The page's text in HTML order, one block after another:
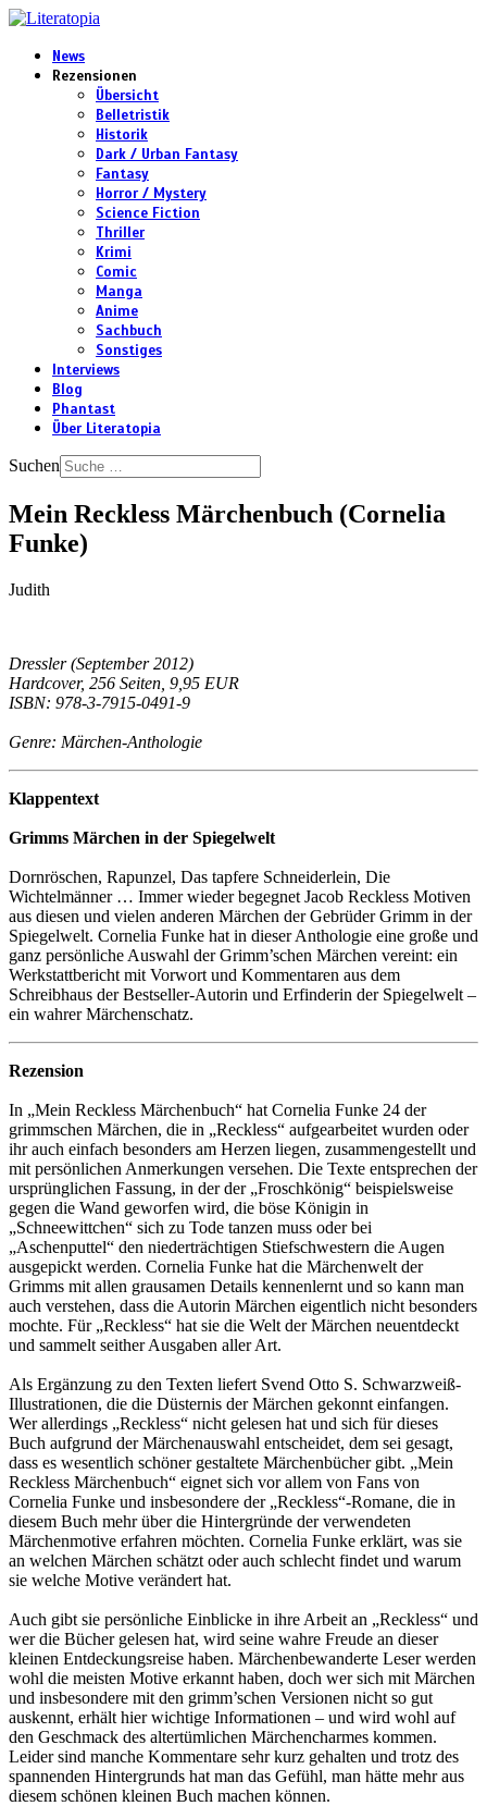
News
Rezensionen
Übersicht
Belletristik
Historik
Dark / Urban Fantasy
Fantasy
Horror / Mystery
Science Fiction
Thriller
Krimi
Comic
Manga
Anime
Sachbuch
Sonstiges
Interviews
Blog
Phantast
Über Literatopia
Suchen
Mein Reckless Märchenbuch (Cornelia
Funke)
Judith
Dressler (September 2012)
Hardcover, 256 Seiten, 9,95 EUR
ISBN: 978-3-7915-0491-9
Genre: Märchen-Anthologie
Klappentext
Grimms Märchen in der Spiegelwelt
Dornröschen, Rapunzel, Das tapfere Schneiderlein, Die
Wichtelmänner … Immer wieder begegnet Jacob Reckless Motiven
aus diesen und vielen anderen Märchen der Gebrüder Grimm in der
Spiegelwelt. Cornelia Funke hat in dieser Anthologie eine große und
ganz persönliche Auswahl der Grimm’schen Märchen vereint: ein
Werkstattbericht mit Vorwort und Kommentaren aus dem
Schreibhaus der Bestseller-Autorin und Erfinderin der Spiegelwelt –
ein wahrer Märchenschatz.
Rezension
In „Mein Reckless Märchenbuch“ hat Cornelia Funke 24 der
grimmschen Märchen, die in „Reckless“ aufgearbeitet wurden oder
ihr auch einfach besonders am Herzen liegen, zusammengestellt und
mit persönlichen Anmerkungen versehen. Die Texte entsprechen der
ursprünglichen Fassung, in der der „Froschkönig“ beispielsweise
gegen die Wand geworfen wird, die böse Königin in
„Schneewittchen“ sich zu Tode tanzen muss oder bei
„Aschenputtel“ den niederträchtigen Stiefschwestern die Augen
ausgepickt werden. Cornelia Funke hat die Märchenwelt der
Grimms mit allen grausamen Details kennenlernt und so kann man
auch verstehen, dass die Autorin Märchen eigentlich nicht besonders
mochte. Für „Reckless“ hat sie die Welt der Märchen neuentdeckt
und sammelt seither Ausgaben aller Art.
Als Ergänzung zu den Texten liefert Svend Otto S. Schwarzweiß-
Illustrationen, die die Düsternis der Märchen gekonnt einfangen.
Wer allerdings „Reckless“ nicht gelesen hat und sich für dieses
Buch aufgrund der Märchenauswahl entscheidet, dem sei gesagt,
dass es wesentlich schöner gestaltete Märchenbücher gibt. „Mein
Reckless Märchenbuch“ eignet sich vor allem von Fans von
Cornelia Funke und insbesondere der „Reckless“-Romane, die in
diesem Buch mehr über die Hintergründe der verwendeten
Märchenmotive erfahren möchten. Cornelia Funke erklärt, was sie
an welchen Märchen schätzt oder auch schlecht findet und warum
sie welche Motive verändert hat.
Auch gibt sie persönliche Einblicke in ihre Arbeit an „Reckless“ und
wer die Bücher gelesen hat, wird seine wahre Freude an dieser
kleinen Entdeckungsreise haben. Märchenbewanderte Leser werden
wohl die meisten Motive erkannt haben, doch wer sich mit Märchen
und insbesondere mit den grimm’schen Versionen nicht so gut
auskennt, erhält hier wichtige Informationen – und wird wohl auf
den Geschmack des altertümlichen Märchencharmes kommen.
Leider sind manche Kommentare sehr kurz gehalten und trotz des
spannenden Hintergrunds hat man das Gefühl, man hätte mehr aus
diesem schönen kleinen Buch machen können.